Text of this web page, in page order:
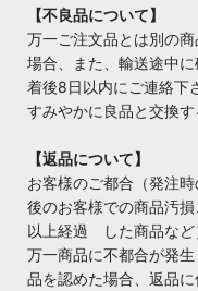
【不良品について】
万一ご注文品とは別の
場合、また、輸送途中
着後8日以内にご連絡下
すみやかに良品と交換す
【返品について】
お客様のご都合（発注
後のお客様での商品汚
以上経過 した商品など
万一商品に不都合が発
品を認めた場合、返品